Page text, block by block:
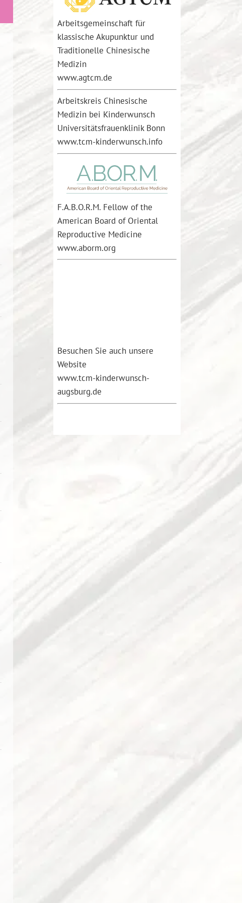
Arbeitsgemeinschaft für
klassische Akupunktur und
Traditionelle Chinesische
Medizin
www.agtcm.de
Arbeitskreis Chinesische
Medizin bei Kinderwunsch
Universitätsfrauenklinik Bonn
www.tcm-kinderwunsch.info
F.A.B.O.R.M. Fellow of the
American Board of Oriental
Reproductive Medicine
www.aborm.org
Besuchen Sie auch unsere
Website
www.tcm-kinderwunsch-
augsburg.de